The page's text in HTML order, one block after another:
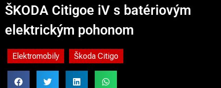
ŠKODA Citigoe iV s batériovým
elektrickým pohonom
Elektromobily Škoda Citigo